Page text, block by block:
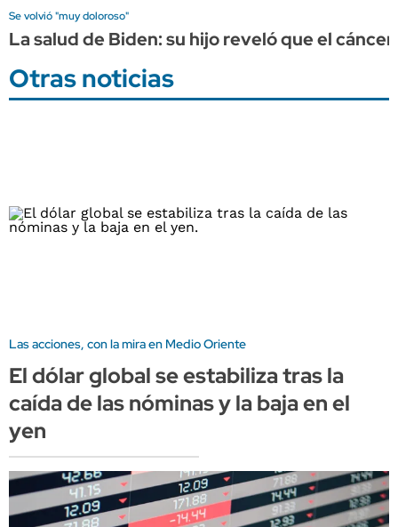
Se volvió "muy doloroso"
La salud de Biden: su hijo reveló que el
Otras noticias
Las acciones, con la mira en Medio Oriente
El dólar global se estabiliza tras la
caída de las nóminas y la baja en el
yen